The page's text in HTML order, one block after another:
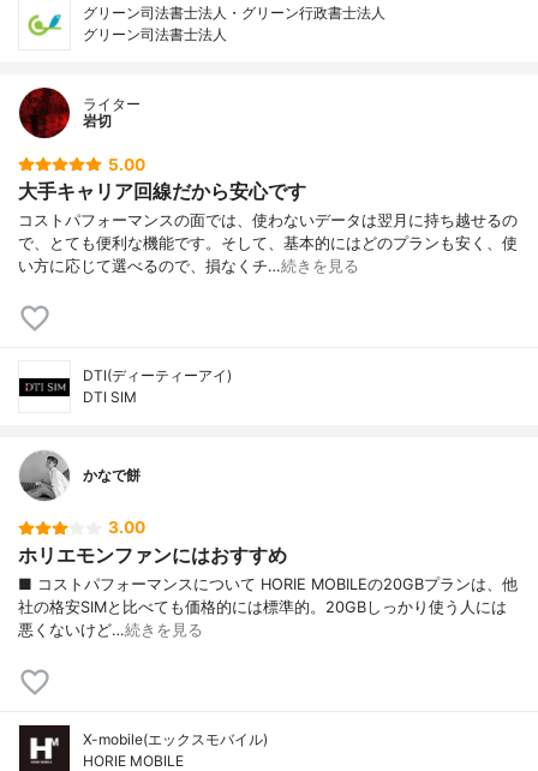
グリーン司法書士法人・グリーン行政書士法人
グリーン司法書士法人
ライター
岩切
5.00
大手キャリア回線だから安心です
コストパフォーマンスの面では、使わないデータは翌月に持ち越せるの
で、とても便利な機能です。そして、基本的にはどのプランも安く、使
い方に応じて選べるので、損なくチ…続きを見る
DTI(ディーティーアイ)
DTI SIM
かなで餅
3.00
ホリエモンファンにはおすすめ
■ コストパフォーマンスについて HORIE MOBILEの20GBプランは、他
社の格安SIMと比べても価格的には標準的。20GBしっかり使う人には
悪くないけど…続きを見る
X-mobile(エックスモバイル)
HORIE MOBILE